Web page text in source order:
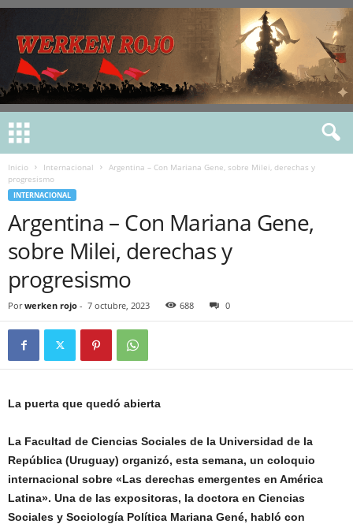
Inicio Internacional
Argentina – Con Mariana Gene, sobre Milei, derechas y
progresismo
INTERNACIONAL
Argentina – Con Mariana Gene,
sobre Milei, derechas y
progresismo
Por werken rojo - 7 octubre, 2023 688 0
La puerta que quedó abierta
La Facultad de Ciencias Sociales de la Universidad de la
República (Uruguay) organizó, esta semana, un coloquio
internacional sobre «Las derechas emergentes en América
Latina». Una de las expositoras, la doctora en Ciencias
Sociales y Sociología Política Mariana Gené, habló con